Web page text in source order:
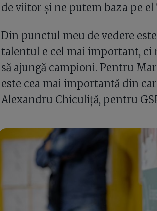
de viitor și ne putem baza pe
Din punctul meu de vedere
talentul e cel mai important, ci
să ajungă campioni. Pentru
este cea mai importantă din
Alexandru Chiculiță, pentru